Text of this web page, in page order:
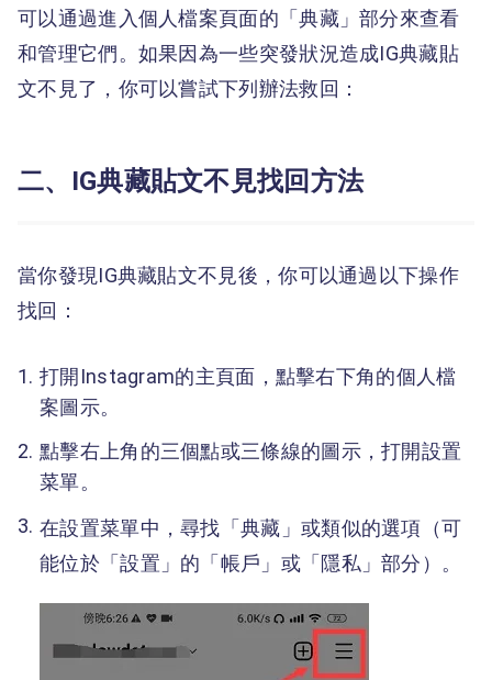
可以通過進入個人檔案頁面的「典藏」部分來查看
和管理它們。如果因為一些突發狀況造成IG典藏貼
文不見了，你可以嘗試下列辦法救回：
二、IG典藏貼文不見找回方法
當你發現IG典藏貼文不見後，你可以通過以下操作
找回：
打開Instagram的主頁面，點擊右下角的個人檔
案圖示。
點擊右上角的三個點或三條線的圖示，打開設置
菜單。
在設置菜單中，尋找「典藏」或類似的選項（可
能位於「設置」的「帳戶」或「隱私」部分）。